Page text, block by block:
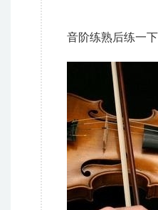
音阶练熟后练一